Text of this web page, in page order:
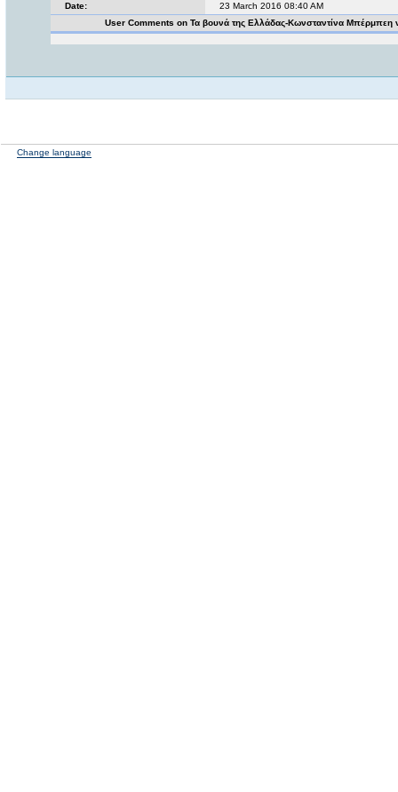
Date:
23 March 2016 08:40 AM
User Comments on Τα βουνά της Ελλάδας-Κωνσταντίνα Μπέρμπεη
Change language